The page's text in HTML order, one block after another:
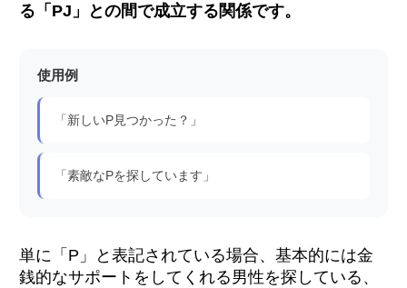
る「PJ」との間で成立する関係です。
使用例
「新しいP見つかった？」
「素敵なPを探しています」
単に「P」と表記されている場合、基本的には金
銭的なサポートをしてくれる男性を探している、